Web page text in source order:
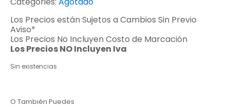
Los Precios están Sujetos a Cambios Sin Previo
Aviso*
Los Precios No Incluyen Costo de Marcación
Los Precios NO Incluyen Iva
Sin existencias
O También Puedes